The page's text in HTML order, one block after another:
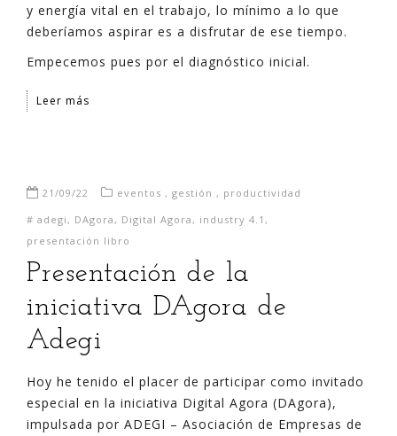
y energía vital en el trabajo, lo mínimo a lo que
deberíamos aspirar es a disfrutar de ese tiempo.
Empecemos pues por el diagnóstico inicial.
Leer más
21/09/22 eventos , gestión , productividad
# adegi , DAgora , Digital Agora , industry 4.1 ,
presentación libro
Presentación de la
iniciativa DAgora de
Adegi
Hoy he tenido el placer de participar como invitado
especial en la iniciativa Digital Agora (DAgora),
impulsada por ADEGI – Asociación de Empresas de